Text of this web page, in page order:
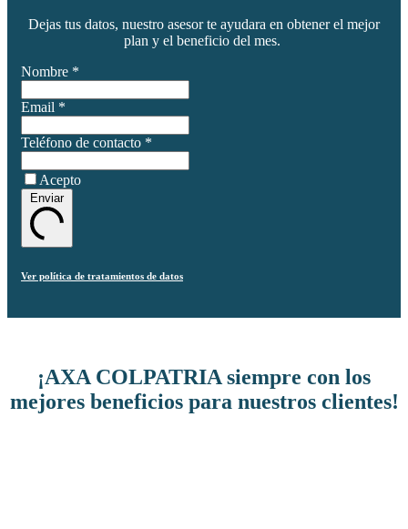
Dejas tus datos, nuestro asesor te ayudara en obtener el mejor
plan y el beneficio del mes.
Nombre *
Email *
Teléfono de contacto *
Acepto
Enviar
Ver política de tratamientos de datos
¡AXA COLPATRIA siempre con los
mejores beneficios para nuestros clientes!